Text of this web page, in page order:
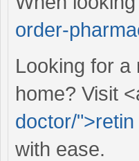
order-
Looking for a
home? Visit
doctor/">retin
with ease.